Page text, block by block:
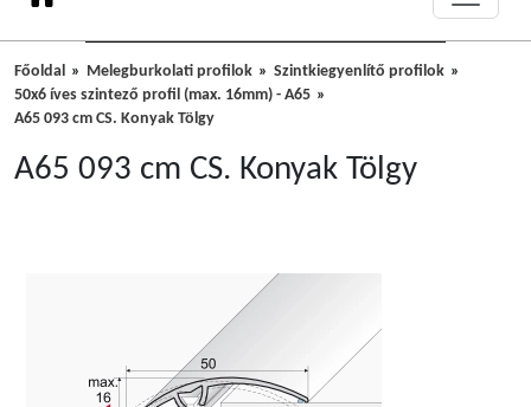
Főoldal Melegburkolati profilok
Szintkiegyenlítő profilok
50x6 íves szintező profil (max. 16mm) - A65
A65 093 cm CS. Konyak Tölgy
A65 093 cm CS. Konyak Tölgy